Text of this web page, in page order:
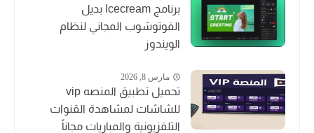
برنامج Icecream بديل
الفوتوشوب المجاني لنظام
الويندوز
مارس 8, 2026
تحميل تطبيق المنصه vip
للشاشات لمشاهدة القنوات
التلفزيونية والمباريات مجاناً